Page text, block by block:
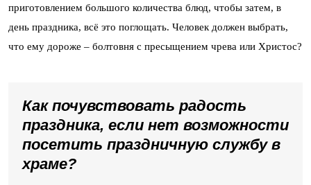
приготовлением большого количества блюд, чтобы затем, в
день праздника, всё это поглощать. Человек должен выбрать,
что ему дороже – болтовня с пресыщением чрева или Христос?
Как почувствовать радость
праздника, если нет возможности
посетить праздничную службу в
храме?